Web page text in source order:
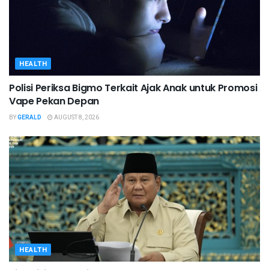
HEALTH
Polisi Periksa Bigmo Terkait Ajak Anak untuk Promosi
Vape Pekan Depan
BYGERALD AUGUST 8, 2026
HEALTH